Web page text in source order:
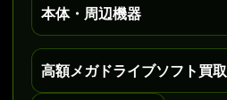
本体・周辺機器
高額メガドライブソフト買取